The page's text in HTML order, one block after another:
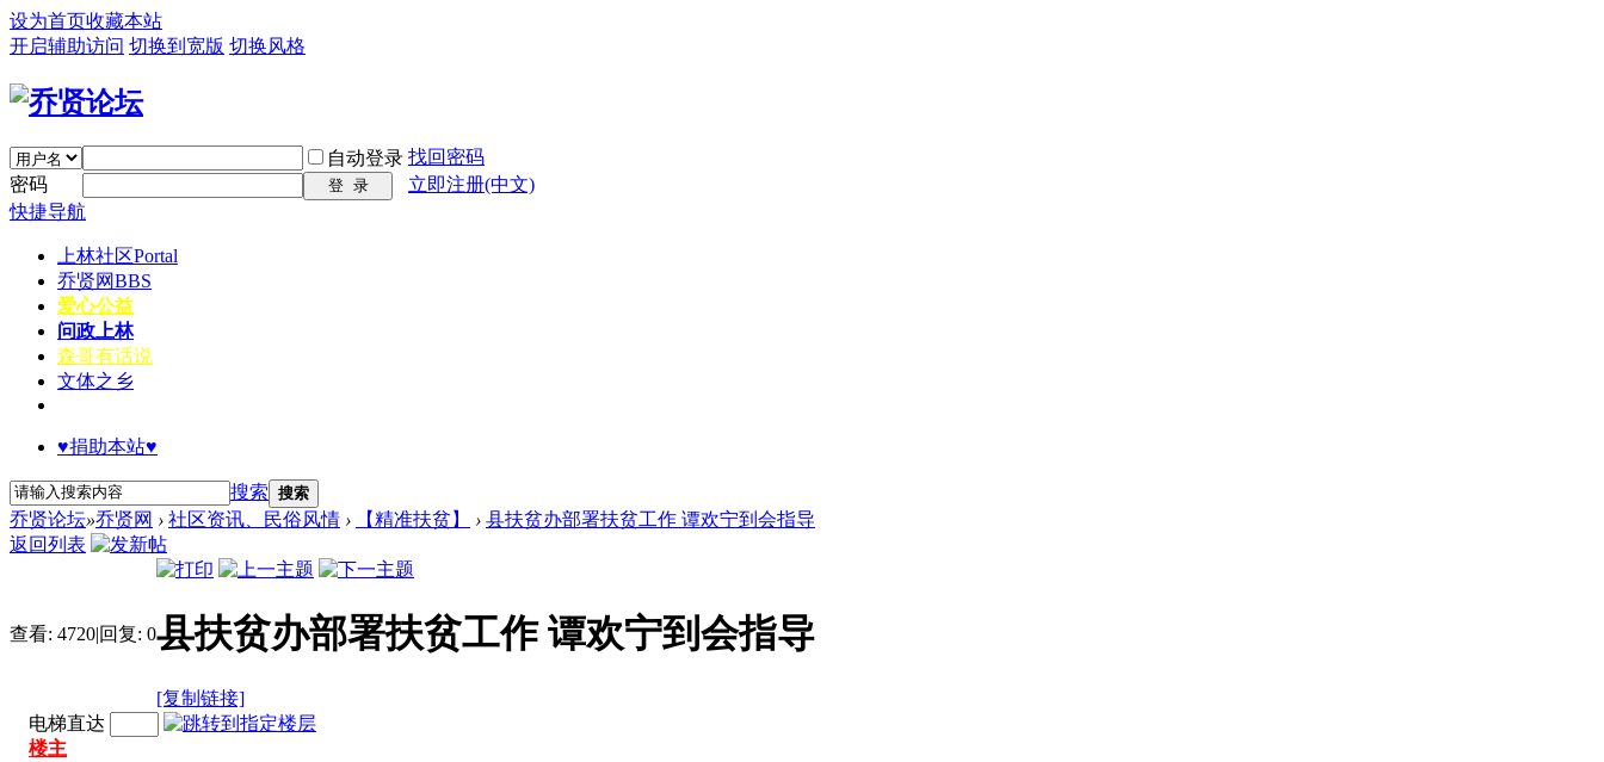
设为首页收藏本站
开启辅助访问 切换到宽版 切换风格
自动登录 找回密码
密码
登 录
立即注册(中文)
快捷导航
上林社区Portal
乔贤网BBS
爱心公益
问政上林
森哥有话说
文体之乡
♥捐助本站♥
搜索 搜索
乔贤论坛»乔贤网 › 社区资讯、民俗风情 › 【精准扶贫】 › 县扶贫办部署扶贫工作 谭欢宁到会指导
返回列表
查看: 4720|回复: 0县扶贫办部署扶贫工作 谭欢宁到会指导
[复制链接]
电梯直达
楼主